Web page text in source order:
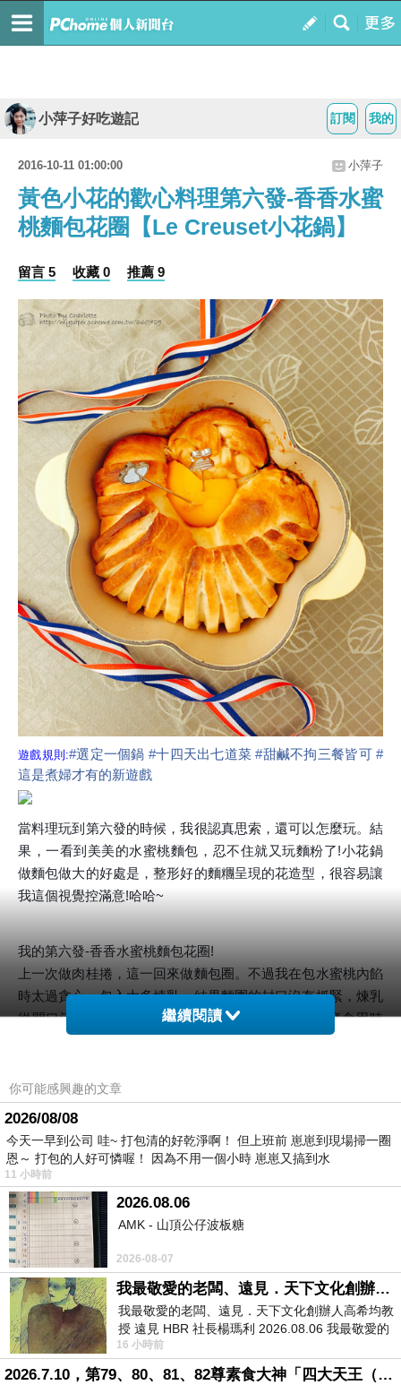
我的
訂閱
小萍子好吃遊記
2016-10-11 01:00:00 小萍子
黃色小花的歡心料理第六發-香香水蜜
桃麵包花圈【Le Creuset小花鍋】
留言 5 收藏 0 推薦 9
遊戲規則:#選定一個鍋 #十四天出七道菜 #甜鹹不拘三餐皆可 #
這是煮婦才有的新遊戲
當料理玩到第六發的時候，我很認真思索，還可以怎麼玩。結
果，一看到美美的水蜜桃麵包，忍不住就又玩麵粉了!小花鍋
做麵包做大的好處是，整形好的麵糰呈現的花造型，很容易讓
我這個視覺控滿意!哈哈~
我的第六發-香香水蜜桃麵包花圈!
上一次做肉桂捲，這一回來做麵包圈。不過我在包水蜜桃內餡
時太過貪心，包入太多煉乳，結果麵團的封口沒有抓緊，煉乳
從開口流出來，造成外層的麵包有點濕性!還好，再度食用時
【水蜜桃麵包花圈
材料:罐頭水蜜桃4半片、高筋麵粉280G、罐頭糖水150G、奶
油30G、酵母粉少許、鹽少許
步驟:
1.把糖水、麵粉、鹽放入麵包機，酵母粉放在酵母盒，使用麵
包麵團模式。
2.揉打10分鐘後，再加入奶油，揉打成麵團。
3.水蜜桃切小塊，加點煉乳調製成內餡。
4.麵糰發酵完成後，壓平成長方形的麵團。1/2麵皮切長條，另
外放上水蜜桃內餡，包起，捲起。
5.長條狀的麵包圈，放入小花鍋，中間放一半的水蜜桃，二次
發酵35度35分鐘。
繼續閱讀
你可能感興趣的文章
2026/08/08
今天一早到公司 哇~ 打包清的好乾淨啊！ 但上班前 崽崽到現場掃一圈
恩～ 打包的人好可憐喔！ 因為不用一個小時 崽崽又搞到水
11 小時前
2026.08.06
AMK - 山頂公仔波板糖
2026-08-07
我最敬愛的老闆、遠見．天下文化創辦人高希均教授
我最敬愛的老闆、遠見．天下文化創辦人高希均教
授 遠見 HBR 社長楊瑪利 2026.08.06 我最敬愛的
老闆、遠見．天下文化創辦人高希均教
16 小時前
2026.7.10，第79、80、81、82尊素食大神「四大天王（護界）」降臨寶島台灣（6）